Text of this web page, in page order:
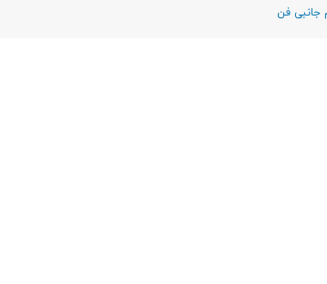
جانبی فن